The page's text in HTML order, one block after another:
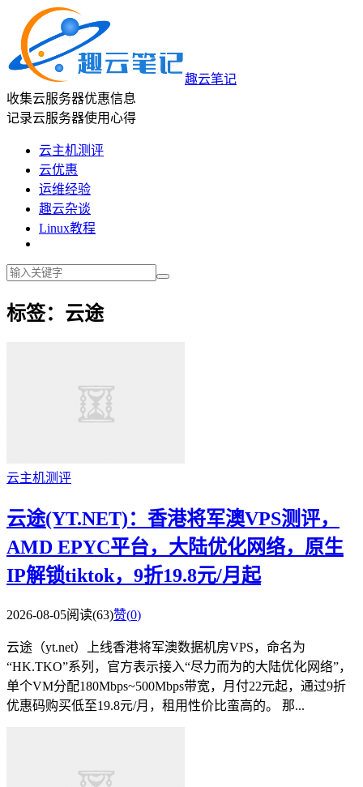
趣云笔记
收集云服务器优惠信息
记录云服务器使用心得
云主机测评
云优惠
运维经验
趣云杂谈
Linux教程
标签：云途
云主机测评
云途(YT.NET)：香港将军澳VPS测评，
AMD EPYC平台，大陆优化网络，原生
IP解锁tiktok，9折19.8元/月起
2026-08-05阅读(63)赞(0)
云途（yt.net）上线香港将军澳数据机房VPS，命名为
“HK.TKO”系列，官方表示接入“尽力而为的大陆优化网络”，
单个VM分配180Mbps~500Mbps带宽，月付22元起，通过9折
优惠码购买低至19.8元/月，租用性价比蛮高的。 那...